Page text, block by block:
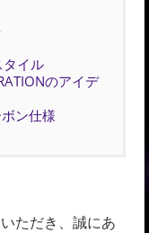
イル
のアイデ
ン仕様
ただき、誠にあ